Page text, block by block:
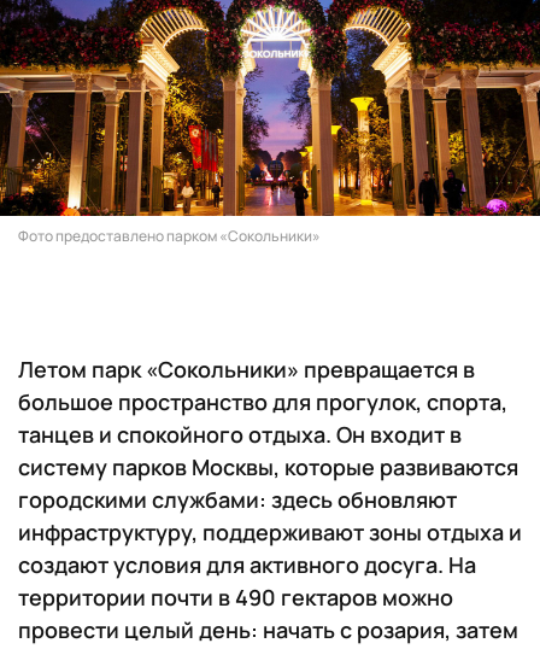
Фото предоставлено парком «Сокольники»
Летом парк «Сокольники» превращается в
большое пространство для прогулок, спорта,
танцев и спокойного отдыха. Он входит в
систему парков Москвы, которые развиваются
городскими службами: здесь обновляют
инфраструктуру, поддерживают зоны отдыха и
создают условия для активного досуга. На
территории почти в 490 гектаров можно
провести целый день: начать с розария, затем